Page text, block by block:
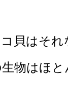
貝はそ
物はほ